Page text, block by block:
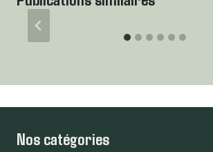
Nos catégories